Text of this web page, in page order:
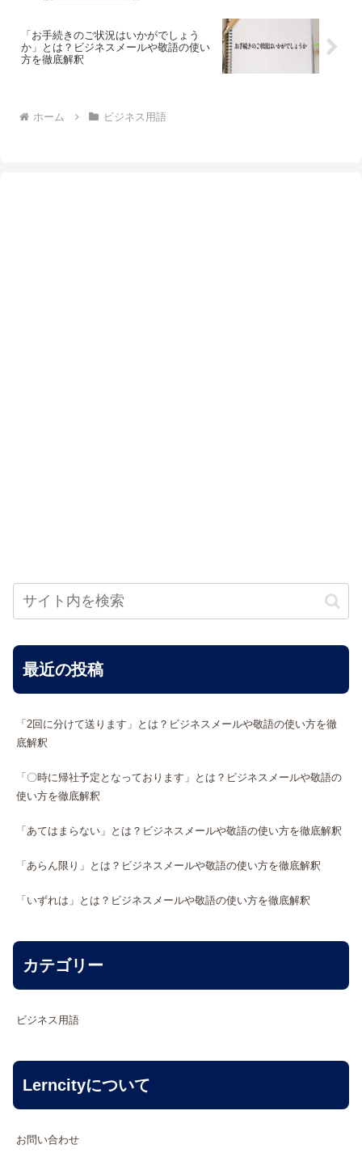
「お手続きのご状況はいかがでしょう
か」とは？ビジネスメールや敬語の使い
方を徹底解釈
ホーム ビジネス用語
最近の投稿
「2回に分けて送ります」とは？ビジネスメールや敬語の使い方を徹
底解釈
「〇時に帰社予定となっております」とは？ビジネスメールや敬語の
使い方を徹底解釈
「あてはまらない」とは？ビジネスメールや敬語の使い方を徹底解釈
「あらん限り」とは？ビジネスメールや敬語の使い方を徹底解釈
「いずれは」とは？ビジネスメールや敬語の使い方を徹底解釈
カテゴリー
ビジネス用語
Lerncityについて
お問い合わせ